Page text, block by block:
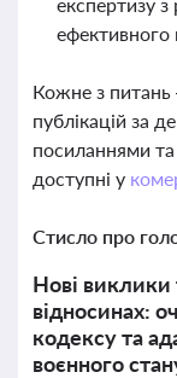
ефективного
Кожне з питань
публікацій за
посиланнями
доступні у
Стисло про
Нові виклики
відносинах:
кодексу та
воєнного